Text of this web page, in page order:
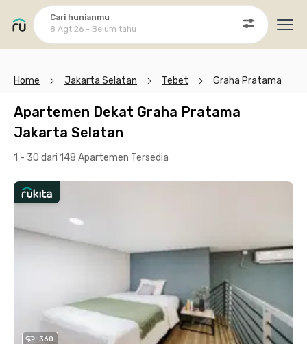
Cari hunianmu
8 Agt 26 - Belum tahu
Home Jakarta Selatan Tebet Graha Pratama
Apartemen Dekat Graha Pratama
Jakarta Selatan
1 - 30 dari 148 Apartemen Tersedia
360